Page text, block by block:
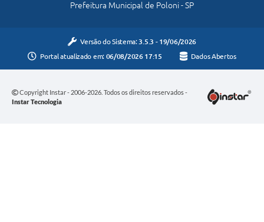
Prefeitura Municipal de Poloni - SP
Versão do Sistema: 3.5.3 - 19/06/2026
Portal atualizado em: 06/08/2026 17:15 Dados Abertos
Copyright Instar - 2006-2026. Todos os direitos reservados -
Instar Tecnologia